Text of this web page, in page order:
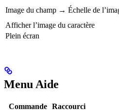
Image du champ → Échelle de
Afficher l’image du caractère
Plein écran
Menu Aide
Commande
Raccourci